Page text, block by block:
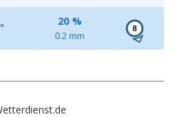
°
20 %
0.2 mm
8